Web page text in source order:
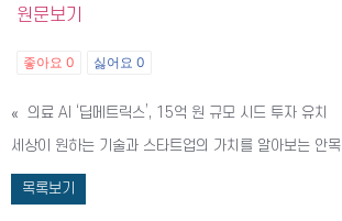
원문보기
좋아요 0 싫어요 0
«
의료 AI ‘딥메트릭스’, 15억 원 규모 시드 투자 유치
세상이 원하는 기술과 스타트업의 가치를 알아보는 안목
목록보기